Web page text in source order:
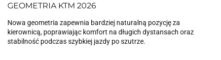
GEOMETRIA KTM 2026
Nowa geometria zapewnia bardziej naturalną pozycję za
kierownicą, poprawiając komfort na długich dystansach oraz
stabilność podczas szybkiej jazdy po szutrze.